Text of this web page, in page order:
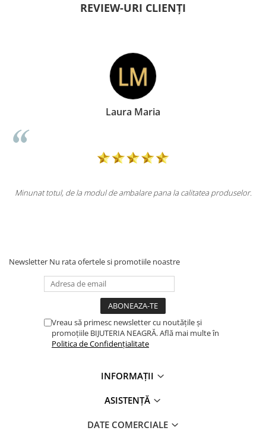
REVIEW-URI CLIENȚI
calitatea produselor.
Totul la superlativ! Produsul, fix descrierea,
Newsletter Nu rata ofertele si promotiile noastre
Vreau să primesc newsletter cu noutățile și
promoțiile BIJUTERIA NEAGRĂ. Află mai multe în
Politica de Confidențialitate
INFORMAȚII
ASISTENȚĂ
DATE COMERCIALE